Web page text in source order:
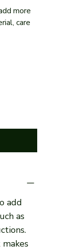
more
care
add
as